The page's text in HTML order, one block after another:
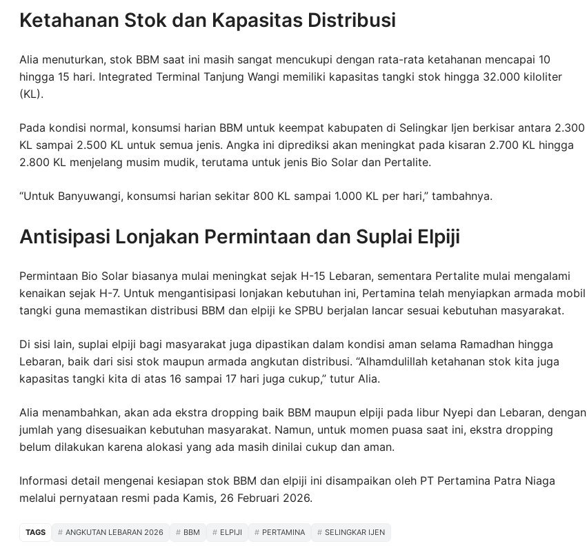
Ketahanan Stok dan Kapasitas Distribusi
Alia menuturkan, stok BBM saat ini masih sangat mencukupi dengan rata-rata ketahanan mencapai 10
hingga 15 hari. Integrated Terminal Tanjung Wangi memiliki kapasitas tangki stok hingga 32.000 kiloliter
(KL).
Pada kondisi normal, konsumsi harian BBM untuk keempat kabupaten di Selingkar Ijen berkisar antara 2.300
KL sampai 2.500 KL untuk semua jenis. Angka ini diprediksi akan meningkat pada kisaran 2.700 KL hingga
2.800 KL menjelang musim mudik, terutama untuk jenis Bio Solar dan Pertalite.
“Untuk Banyuwangi, konsumsi harian sekitar 800 KL sampai 1.000 KL per hari,” tambahnya.
Antisipasi Lonjakan Permintaan dan Suplai Elpiji
Permintaan Bio Solar biasanya mulai meningkat sejak H-15 Lebaran, sementara Pertalite mulai mengalami
kenaikan sejak H-7. Untuk mengantisipasi lonjakan kebutuhan ini, Pertamina telah menyiapkan armada mobil
tangki guna memastikan distribusi BBM dan elpiji ke SPBU berjalan lancar sesuai kebutuhan masyarakat.
Di sisi lain, suplai elpiji bagi masyarakat juga dipastikan dalam kondisi aman selama Ramadhan hingga
Lebaran, baik dari sisi stok maupun armada angkutan distribusi. “Alhamdulillah ketahanan stok kita juga
kapasitas tangki kita di atas 16 sampai 17 hari juga cukup,” tutur Alia.
Alia menambahkan, akan ada ekstra dropping baik BBM maupun elpiji pada libur Nyepi dan Lebaran, dengan
jumlah yang disesuaikan kebutuhan masyarakat. Namun, untuk momen puasa saat ini, ekstra dropping
belum dilakukan karena alokasi yang ada masih dinilai cukup dan aman.
Informasi detail mengenai kesiapan stok BBM dan elpiji ini disampaikan oleh PT Pertamina Patra Niaga
melalui pernyataan resmi pada Kamis, 26 Februari 2026.
TAGS ANGKUTAN LEBARAN 2026 BBM ELPIJI PERTAMINA SELINGKAR IJEN